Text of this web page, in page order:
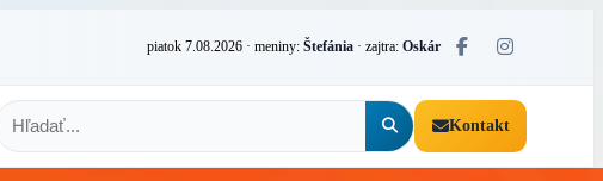
piatok 7.08.2026 · meniny: Štefánia · zajtra: Oskár
Kontakt